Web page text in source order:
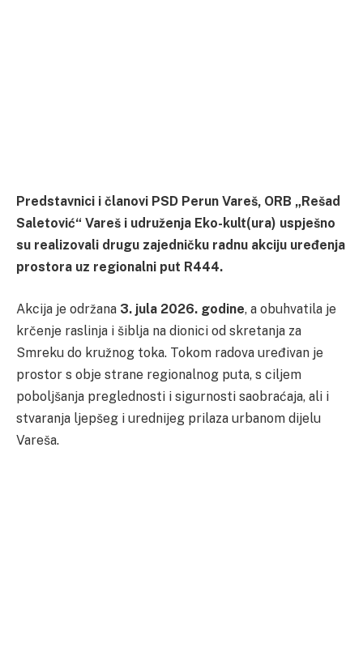
Predstavnici i članovi PSD Perun Vareš, ORB „Rešad
Saletović“ Vareš i udruženja Eko-kult(ura) uspješno
su realizovali drugu zajedničku radnu akciju uređenja
prostora uz regionalni put R444.
Akcija je održana 3. jula 2026. godine, a obuhvatila je
krčenje raslinja i šiblja na dionici od skretanja za
Smreku do kružnog toka. Tokom radova uređivan je
prostor s obje strane regionalnog puta, s ciljem
poboljšanja preglednosti i sigurnosti saobraćaja, ali i
stvaranja ljepšeg i urednijeg prilaza urbanom dijelu
Vareša.